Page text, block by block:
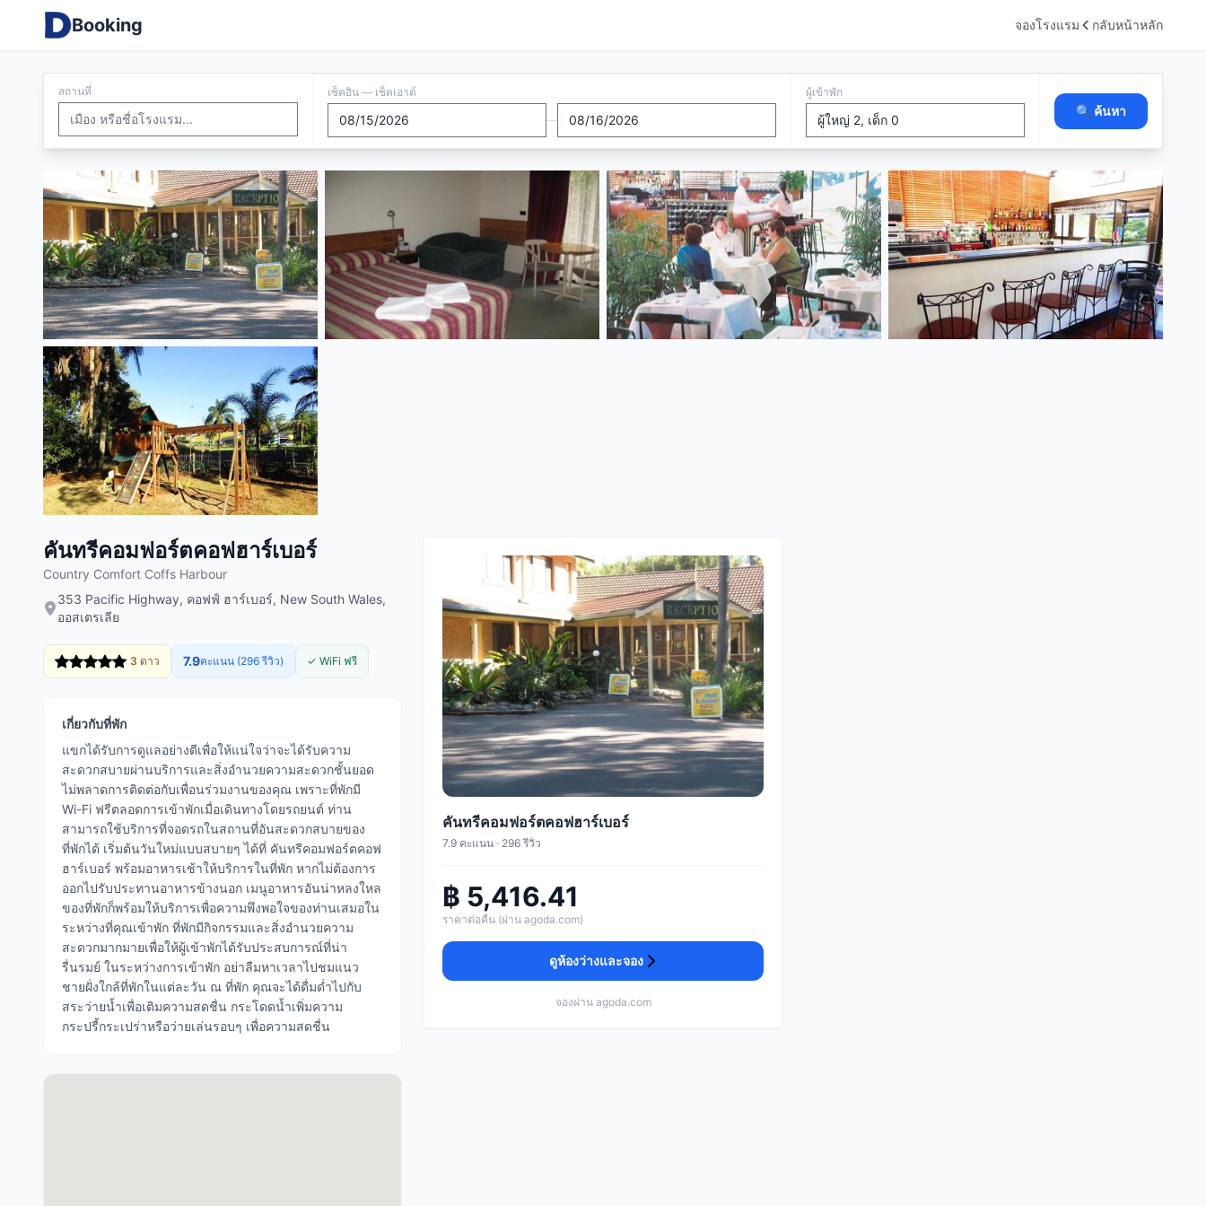
Booking จองโรงแรม กลับหน้าหลัก
สถานที่ เช็คอิน — เช็คเอาต์
—
ผู้เข้าพัก
🔍 ค้นหา
คันทรีคอมฟอร์ตคอฟฮาร์เบอร์
Country Comfort Coffs Harbour
353 Pacific Highway, คอฟฟ์ ฮาร์เบอร์, New South Wales,
ออสเตรเลีย
3 ดาว 7.9คะแนน (296 รีวิว) ✓ WiFi ฟรี
เกี่ยวกับที่พัก
แขกได้รับการดูแลอย่างดีเพื่อให้แน่ใจว่าจะได้รับความ
สะดวกสบายผ่านบริการและสิ่งอำนวยความสะดวกชั้นยอด
ไม่พลาดการติดต่อกับเพื่อนร่วมงานของคุณ เพราะที่พักมี
Wi-Fi ฟรีตลอดการเข้าพักเมื่อเดินทางโดยรถยนต์ ท่าน
สามารถใช้บริการที่จอดรถในสถานที่อันสะดวกสบายของ
ที่พักได้ เริ่มต้นวันใหม่แบบสบายๆ ได้ที่ คันทรีคอมฟอร์ตคอฟ
ฮาร์เบอร์ พร้อมอาหารเช้าให้บริการในที่พัก หากไม่ต้องการ
ออกไปรับประทานอาหารข้างนอก เมนูอาหารอันน่าหลงใหล
ของที่พักก็พร้อมให้บริการเพื่อความพึงพอใจของท่านเสมอใน
ระหว่างที่คุณเข้าพัก ที่พักมีกิจกรรมและสิ่งอำนวยความ
สะดวกมากมายเพื่อให้ผู้เข้าพักได้รับประสบการณ์ที่น่า
รื่นรมย์ ในระหว่างการเข้าพัก อย่าลืมหาเวลาไปชมแนว
ชายฝั่งใกล้ที่พักในแต่ละวัน ณ ที่พัก คุณจะได้ดื่มด่ำไปกับ
สระว่ายน้ำเพื่อเติมความสดชื่น กระโดดน้ำเพิ่มความ
กระปรี้กระเปร่าหรือว่ายเล่นรอบๆ เพื่อความสดชื่น
คันทรีคอมฟอร์ตคอฟฮาร์เบอร์
7.9 คะแนน · 296 รีวิว
฿ 5,416.41
ราคาต่อคืน (ผ่าน agoda.com)
ดูห้องว่างและจอง
จองผ่าน agoda.com